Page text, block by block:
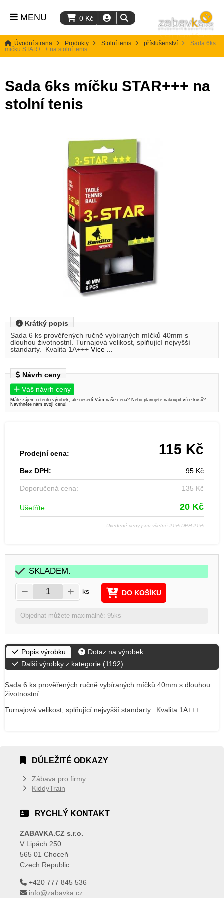
0 Kč
MENU
Úvodní strana Produkty Stolní tenis příslušenství
Sada 6ks
míčku STAR+++ na stolní tenis
Sada 6ks míčku STAR+++ na
stolní tenis
Krátký popis
Sada 6 ks prověřených ručně vybíraných míčků 40mm s
dlouhou životnostní. Turnajová velikost, splňující nejvyšší
standarty. Kvalita 1A+++ Více ...
Návrh ceny
Váš návrh ceny
Máte zájem o tento výrobek, ale nesedí Vám naše cena? Nebo planujete nakoupit více kusů?
Navrhněte nám svojí cenu!
Prodejní cena: 115 Kč
Bez DPH: 95 Kč
Doporučená cena: 135Kč
Ušetříte: 20 Kč
Uvedené ceny jsou včetně 21% DPH 21%
SKLADEM.
ks DO KOŠÍKU
Objednat můžete maximálně: 95ks
Popis výrobku
Dotaz na výrobek
Další výrobky z kategorie (1192)
Sada 6 ks prověřených ručně vybíraných míčků 40mm s dlouhou
životnostní.
Turnajová velikost, splňující nejvyšší standarty. Kvalita 1A+++
DŮLEŽITÉ ODKAZY
Zábava pro firmy
KiddyTrain
RYCHLÝ KONTAKT
ZABAVKA.CZ s.r.o.
V Lipách 250
565 01 Choceň
Czech Republic
+420 777 845 536
info@zabavka.cz